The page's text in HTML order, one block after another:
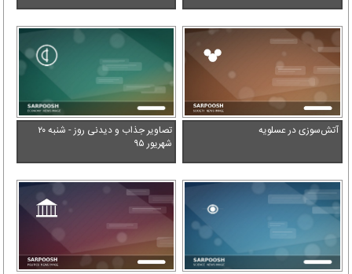
آتش‌سوزی در عسلویه
تصاویر جذاب و دیدنی روز - شنبه ۲۰
شهریور ۹۵